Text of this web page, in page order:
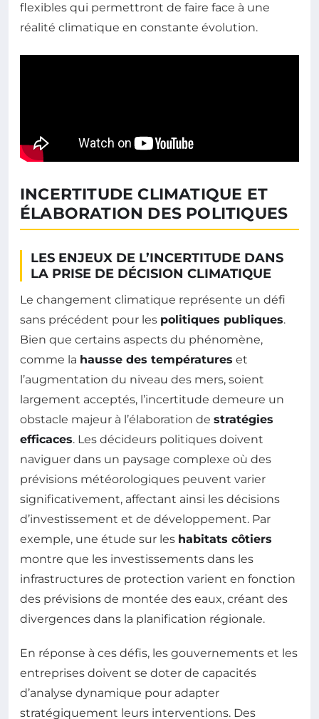
flexibles qui permettront de faire face à une
réalité climatique en constante évolution.
INCERTITUDE CLIMATIQUE ET
ÉLABORATION DES POLITIQUES
LES ENJEUX DE L’INCERTITUDE DANS
LA PRISE DE DÉCISION CLIMATIQUE
Le changement climatique représente un défi
sans précédent pour les politiques publiques.
Bien que certains aspects du phénomène,
comme la hausse des températures et
l’augmentation du niveau des mers, soient
largement acceptés, l’incertitude demeure un
obstacle majeur à l’élaboration de stratégies
efficaces. Les décideurs politiques doivent
naviguer dans un paysage complexe où des
prévisions météorologiques peuvent varier
significativement, affectant ainsi les décisions
d’investissement et de développement. Par
exemple, une étude sur les habitats côtiers
montre que les investissements dans les
infrastructures de protection varient en fonction
des prévisions de montée des eaux, créant des
divergences dans la planification régionale.
En réponse à ces défis, les gouvernements et les
entreprises doivent se doter de capacités
d’analyse dynamique pour adapter
stratégiquement leurs interventions. Des